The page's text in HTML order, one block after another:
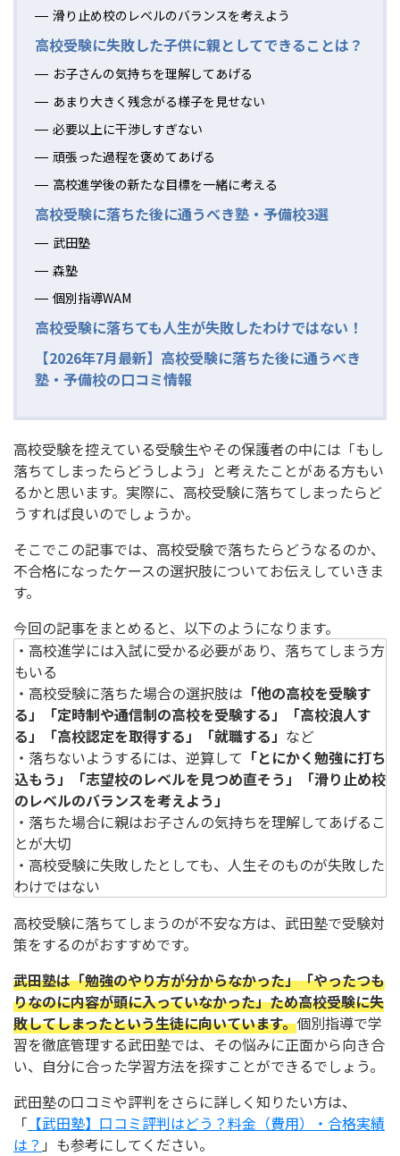
滑り止め校のレベルのバランスを考えよう
高校受験に失敗した子供に親としてできることは？
お子さんの気持ちを理解してあげる
あまり大きく残念がる様子を見せない
必要以上に干渉しすぎない
頑張った過程を褒めてあげる
高校進学後の新たな目標を一緒に考える
高校受験に落ちた後に通うべき塾・予備校3選
武田塾
森塾
個別指導WAM
高校受験に落ちても人生が失敗したわけではない！
【2026年7月最新】高校受験に落ちた後に通うべき
塾・予備校の口コミ情報
高校受験を控えている受験生やその保護者の中には「もし
落ちてしまったらどうしよう」と考えたことがある方もい
るかと思います。実際に、高校受験に落ちてしまったらど
うすれば良いのでしょうか。
そこでこの記事では、高校受験で落ちたらどうなるのか、
不合格になったケースの選択肢についてお伝えしていきま
す。
今回の記事をまとめると、以下のようになります。
・高校進学には入試に受かる必要があり、落ちてしまう方
もいる
・高校受験に落ちた場合の選択肢は 「他の高校を受験す
る」「定時制や通信制の高校を受験する」「高校浪人す
る」「高校認定を取得する」「就職する」 など
・落ちないようするには、逆算して 「とにかく勉強に打ち
込もう」「志望校のレベルを見つめ直そう」「滑り止め校
のレベルのバランスを考えよう」
・落ちた場合に親はお子さんの気持ちを理解してあげるこ
とが大切
・高校受験に失敗したとしても、人生そのものが失敗した
わけではない
高校受験に落ちてしまうのが不安な方は、武田塾で受験対
策をするのがおすすめです。
武田塾は「勉強のやり方が分からなかった」「やったつも
りなのに内容が頭に入っていなかった」ため高校受験に失
敗してしまったという生徒に向いています。個別指導で学
習を徹底管理する武田塾では、その悩みに正面から向き合
い、自分に合った学習方法を探すことができるでしょう。
武田塾の口コミや評判をさらに詳しく知りたい方は、
「 【武田塾】口コミ評判はどう？料金（費用）・合格実績
は？ 」も参考にしてください。